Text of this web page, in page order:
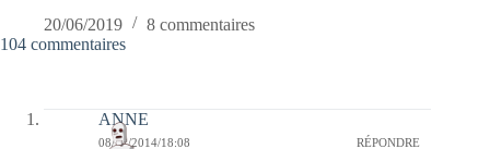
20/06/2019
8 commentaires
104 commentaires
ANNE
08/12/2014/18:08 RÉPONDRE